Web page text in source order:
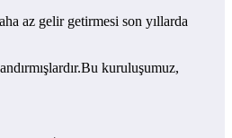
az gelir getirmesi son yıllarda
kuruluşumuz,